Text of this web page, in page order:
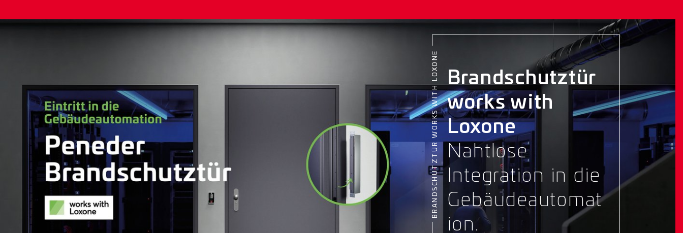
BRANDSCHUTZTÜR WORKS WITH LOXONE Brandschutztür
works with
Loxone
Nahtlose
Integration in die
Gebäudeautomat
ion.